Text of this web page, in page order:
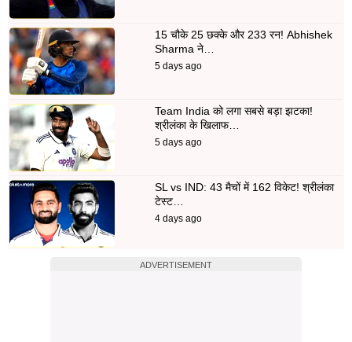
15 चौके 25 छक्के और 233 रन! Abhishek
Sharma ने…
5 days ago
Team India को लगा सबसे बड़ा झटका!
श्रीलंका के खिलाफ…
5 days ago
SL vs IND: 43 मैचों में 162 विकेट! श्रीलंका
टेस्ट…
4 days ago
ADVERTISEMENT